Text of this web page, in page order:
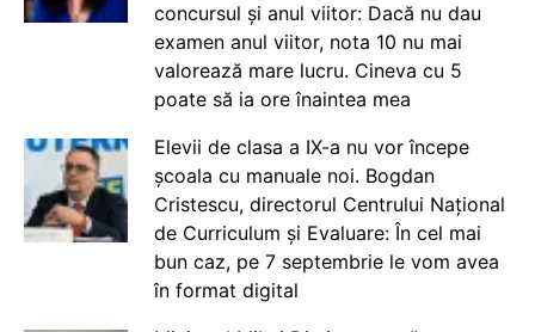
concursul și anul viitor: Dacă nu dau
examen anul viitor, nota 10 nu mai
valorează mare lucru. Cineva cu 5
poate să ia ore înaintea mea
Elevii de clasa a IX-a nu vor începe
școala cu manuale noi. Bogdan
Cristescu, directorul Centrului Național
de Curriculum și Evaluare: În cel mai
bun caz, pe 7 septembrie le vom avea
în format digital